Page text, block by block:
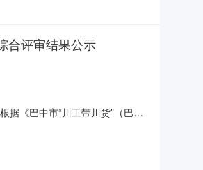
合评审结果公示
据《巴中市“川工带川货”（巴适
组严格按照量化评审标准（总